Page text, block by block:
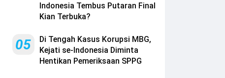
Indonesia Tembus Putaran Final
Kian Terbuka?
05
Di Tengah Kasus Korupsi MBG,
Kejati se-Indonesia Diminta
Hentikan Pemeriksaan SPPG